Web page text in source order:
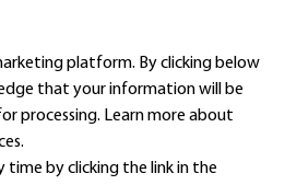
platform. By clicking below
that your information will be
processing. Learn moreabout
time by clicking the link in the